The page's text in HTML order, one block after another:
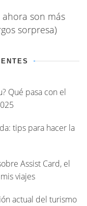
son más
sorpresa)
Qué pasa con el
tips para hacer la
Assist Card, el
viajes
actual del turismo